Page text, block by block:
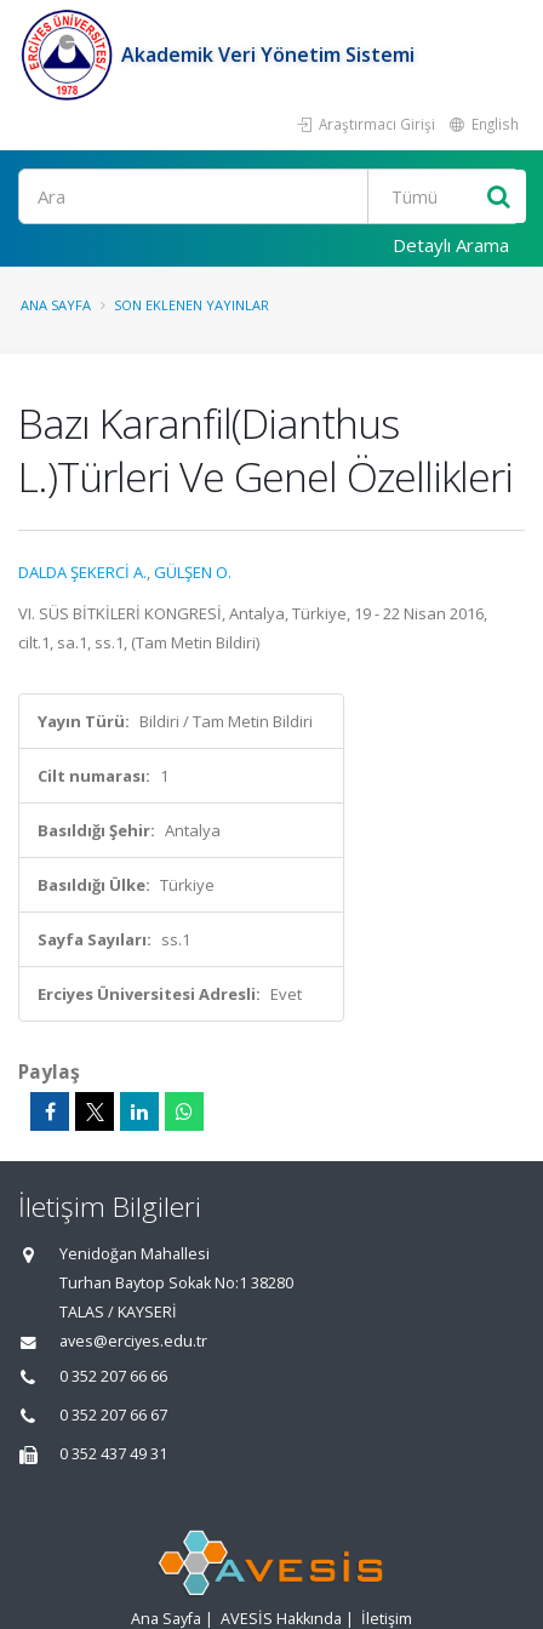
Akademik Veri Yönetim Sistemi
Araştırmacı Girişi English
Ara
Detaylı Arama
ANA SAYFA SON EKLENEN YAYINLAR
Bazı Karanfil(Dianthus
L.)Türleri Ve Genel Özellikleri
DALDA ŞEKERCİ A.,GÜLŞEN O.
VI. SÜS BİTKİLERİ KONGRESİ, Antalya, Türkiye, 19 - 22 Nisan 2016,
cilt.1, sa.1, ss.1, (Tam Metin Bildiri)
Yayın Türü: Bildiri / Tam Metin Bildiri
Cilt numarası: 1
Basıldığı Şehir: Antalya
Basıldığı Ülke: Türkiye
Sayfa Sayıları: ss.1
Erciyes Üniversitesi Adresli: Evet
Paylaş
İletişim Bilgileri
Yenidoğan Mahallesi
Turhan Baytop Sokak No:1 38280
TALAS / KAYSERİ
aves@erciyes.edu.tr
0 352 207 66 66
0 352 207 66 67
0 352 437 49 31
Ana Sayfa | AVESİS Hakkında | İletişim